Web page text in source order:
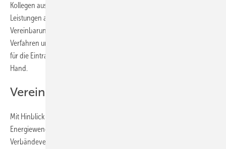
Kollegen aus dem Bereich Sanitär, Heizung, Klima, damit, ihren Kunden
Leistungen aus einer Hand anzubieten. Gleichzeitig schuf man mit der
Vereinbarung die Voraussetzungen für ein bundeseinheitliches
Verfahren und gab den Handwerkskammern ein wichtiges Instrument
für die Eintragung in die Handwerksrolle gemäß
Hand.
Vereinbarung wird aktualisiert
Mit Hinblick auf das hohe, für die erfolgreiche Umsetzung der
Energiewende erforderliche Tempo gewinnt die bestehende
Verbändevereinbarung für den ZVEH und den ZVSHK weiter an